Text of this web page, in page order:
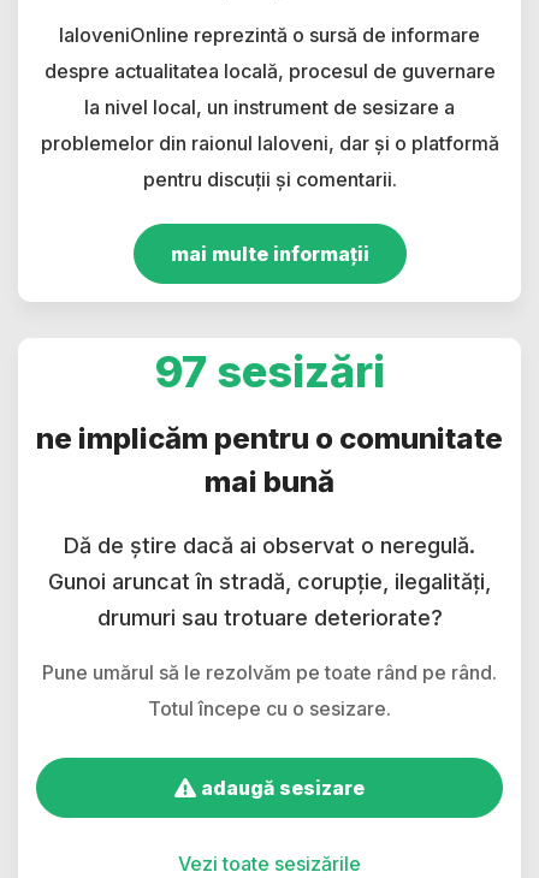
IaloveniOnline reprezintă o sursă de informare
despre actualitatea locală, procesul de guvernare
la nivel local, un instrument de sesizare a
problemelor din raionul Ialoveni, dar și o platformă
pentru discuții și comentarii.
mai multe informații
97 sesizări
ne implicăm pentru o comunitate
mai bună
Dă de știre dacă ai observat o neregulă.
Gunoi aruncat în stradă, corupție, ilegalități,
drumuri sau trotuare deteriorate?
Pune umărul să le rezolvăm pe toate rând pe rând.
Totul începe cu o sesizare.
adaugă sesizare
Vezi toate sesizările